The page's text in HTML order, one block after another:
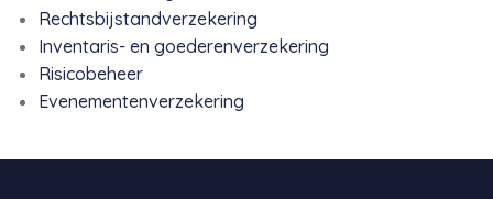
Rechtsbijstandverzekering
Inventaris- en goederenverzekering
Risicobeheer
Evenementenverzekering